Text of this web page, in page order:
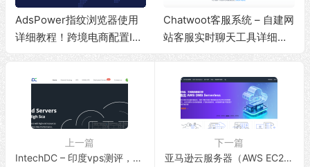
AdsPower指纹浏览器使用
详细教程！跨境电商配置IP
Chatwoot客服系统 – 自建网
站客服实时聊天工具详细教
上一篇
IntechDC – 印度vps测评，$4.87/月，原生IP/1Gbps带宽/1T流量/解锁流媒体
下一篇
亚马逊云服务器（AWS EC2）附加多个IPv4+开启IPv6图文教程